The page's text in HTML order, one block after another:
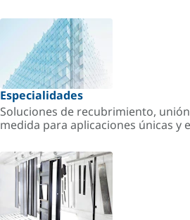
Especialidades
Soluciones de recubrimiento,
medida para aplicaciones únicas y